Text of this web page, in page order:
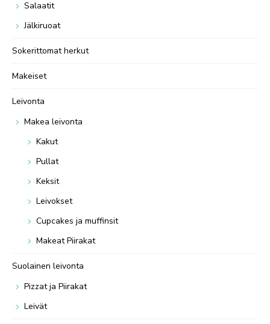
Salaatit
Jälkiruoat
Sokerittomat herkut
Makeiset
Leivonta
Makea leivonta
Kakut
Pullat
Keksit
Leivokset
Cupcakes ja muffinsit
Makeat Piirakat
Suolainen leivonta
Pizzat ja Piirakat
Leivät